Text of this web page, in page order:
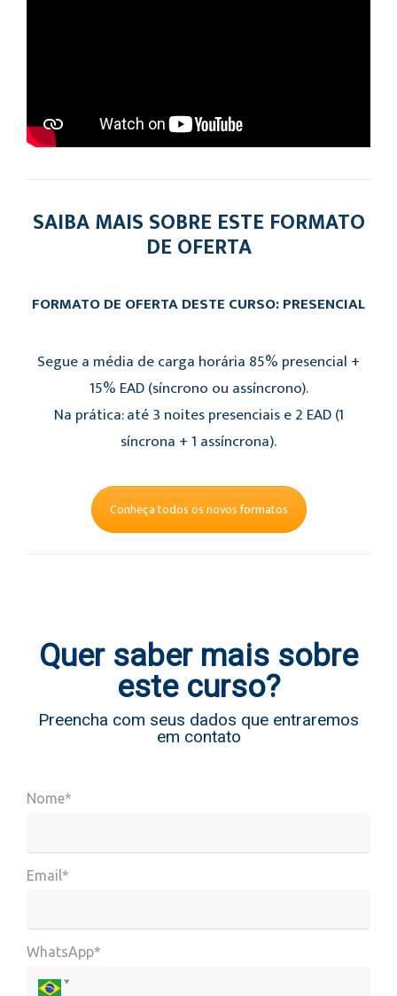
SAIBA MAIS SOBRE ESTE FORMATO
DE OFERTA
FORMATO DE OFERTA DESTE CURSO: PRESENCIAL
Segue a média de carga horária 85% presencial +
15% EAD (síncrono ou assíncrono).
Na prática: até 3 noites presenciais e 2 EAD (1
síncrona + 1 assíncrona).
Conheça todos os novos formatos
Quer saber mais sobre
este curso?
Preencha com seus dados que entraremos
em contato
Nome*
Email*
WhatsApp*